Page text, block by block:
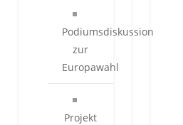
Podiumsdiskussion
zur
Europawahl
Projekt